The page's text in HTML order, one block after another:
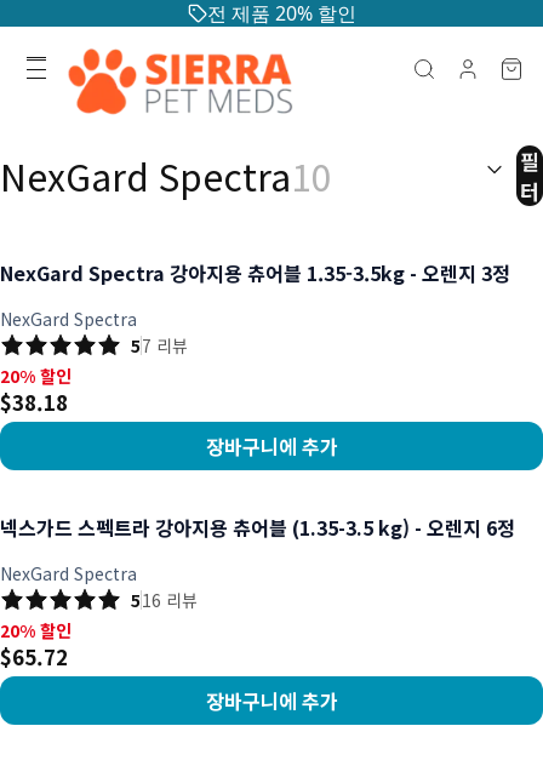
전 제품 20% 할인
NexGard Spectra10 검색 결과
필
터
NexGard Spectra 강아지용 츄어블 1.35-3.5kg - 오렌지 3정
NexGard Spectra
57 리뷰
20% 할인, $38.18
20% 할인
$38.18
장바구니에 추가
넥스가드 스펙트라 강아지용 츄어블 (1.35-3.5 kg) - 오렌지 6정
NexGard Spectra
516 리뷰
20% 할인, $65.72
20% 할인
$65.72
장바구니에 추가